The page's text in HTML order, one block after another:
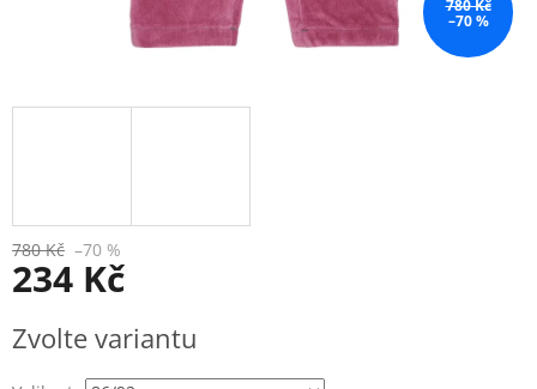
780 Kč
–70 %
780 Kč –70 %
234 Kč
cena:
Zvolte variantu